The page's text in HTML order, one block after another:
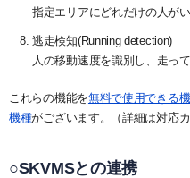
指定エリアにどれだけの人が
逃走検知(Running detection)
人の移動速度を識別し、走っ
これらの機能を無料で使用できる
機種がございます。（詳細は対応
○SKVMSとの連携